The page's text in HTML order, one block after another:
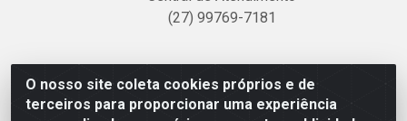
O nosso site coleta cookies próprios e de
terceiros para proporcionar uma experiência
(27) 99769-7181
Linhavix Distribuidora LTDA - Avenida Alegre, 2521 -
Quadra314 Lote 05 e 07 - Shell, Linhares/ES - CEP